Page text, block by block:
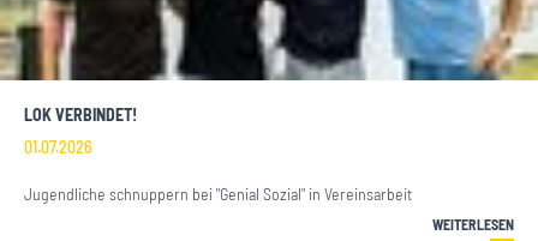
LOK VERBINDET!
01.07.2026
Jugendliche schnuppern bei "Genial Sozial" in Vereinsarbeit
WEITERLESEN